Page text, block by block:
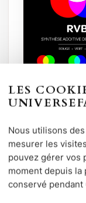
VALIDATION
Pourquoi
impression
L’aperçu
LES
Nous utilisons
mesurer les
pouvez gérer vos
moment depuis la
conservé pendant